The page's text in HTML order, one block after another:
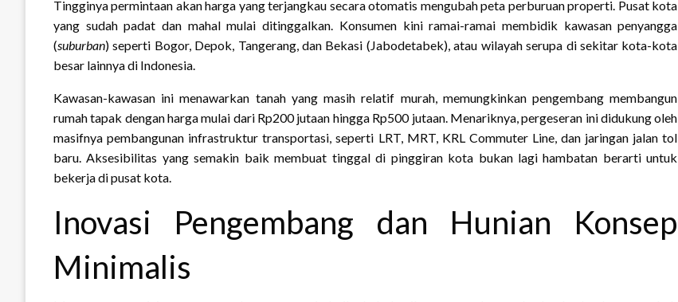
Tingginya permintaan akan harga yang terjangkau secara otomatis mengubah peta perburuan properti. Pusat kota
yang sudah padat dan mahal mulai ditinggalkan. Konsumen kini ramai-ramai membidik kawasan penyangga
(suburban) seperti Bogor, Depok, Tangerang, dan Bekasi (Jabodetabek), atau wilayah serupa di sekitar kota-kota
besar lainnya di Indonesia.
Kawasan-kawasan ini menawarkan tanah yang masih relatif murah, memungkinkan pengembang membangun
rumah tapak dengan harga mulai dari Rp200 jutaan hingga Rp500 jutaan. Menariknya, pergeseran ini didukung oleh
masifnya pembangunan infrastruktur transportasi, seperti LRT, MRT, KRL Commuter Line, dan jaringan jalan tol
baru. Aksesibilitas yang semakin baik membuat tinggal di pinggiran kota bukan lagi hambatan berarti untuk
bekerja di pusat kota.
Inovasi Pengembang dan Hunian Konsep
Minimalis